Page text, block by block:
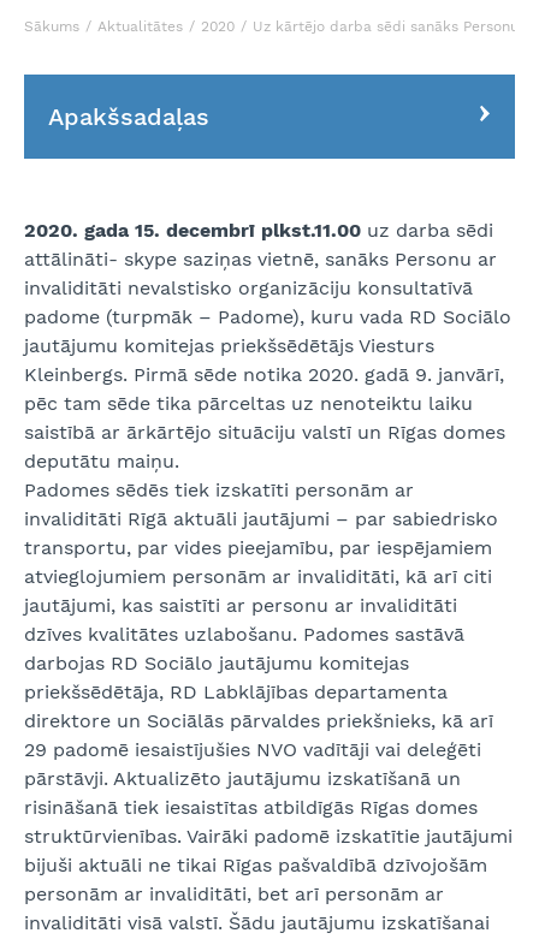
Sākums Aktualitātes 2020 Uz kārtējo darba sēdi sanāks Personu
Apakšsadaļas
2020. gada 15. decembrī plkst.11.00 uz darba sēdi
attālināti- skype saziņas vietnē, sanāks Personu ar
invaliditāti nevalstisko organizāciju konsultatīvā
padome (turpmāk – Padome), kuru vada RD Sociālo
jautājumu komitejas priekšsēdētājs Viesturs
Kleinbergs. Pirmā sēde notika 2020. gadā 9. janvārī,
pēc tam sēde tika pārceltas uz nenoteiktu laiku
saistībā ar ārkārtējo situāciju valstī un Rīgas domes
deputātu maiņu.
Padomes sēdēs tiek izskatīti personām ar
invaliditāti Rīgā aktuāli jautājumi – par sabiedrisko
transportu, par vides pieejamību, par iespējamiem
atvieglojumiem personām ar invaliditāti, kā arī citi
jautājumi, kas saistīti ar personu ar invaliditāti
dzīves kvalitātes uzlabošanu. Padomes sastāvā
darbojas RD Sociālo jautājumu komitejas
priekšsēdētāja, RD Labklājības departamenta
direktore un Sociālās pārvaldes priekšnieks, kā arī
29 padomē iesaistījušies NVO vadītāji vai deleģēti
pārstāvji. Aktualizēto jautājumu izskatīšanā un
risināšanā tiek iesaistītas atbildīgās Rīgas domes
struktūrvienības. Vairāki padomē izskatītie jautājumi
bijuši aktuāli ne tikai Rīgas pašvaldībā dzīvojošām
personām ar invaliditāti, bet arī personām ar
invaliditāti visā valstī. Šādu jautājumu izskatīšanai